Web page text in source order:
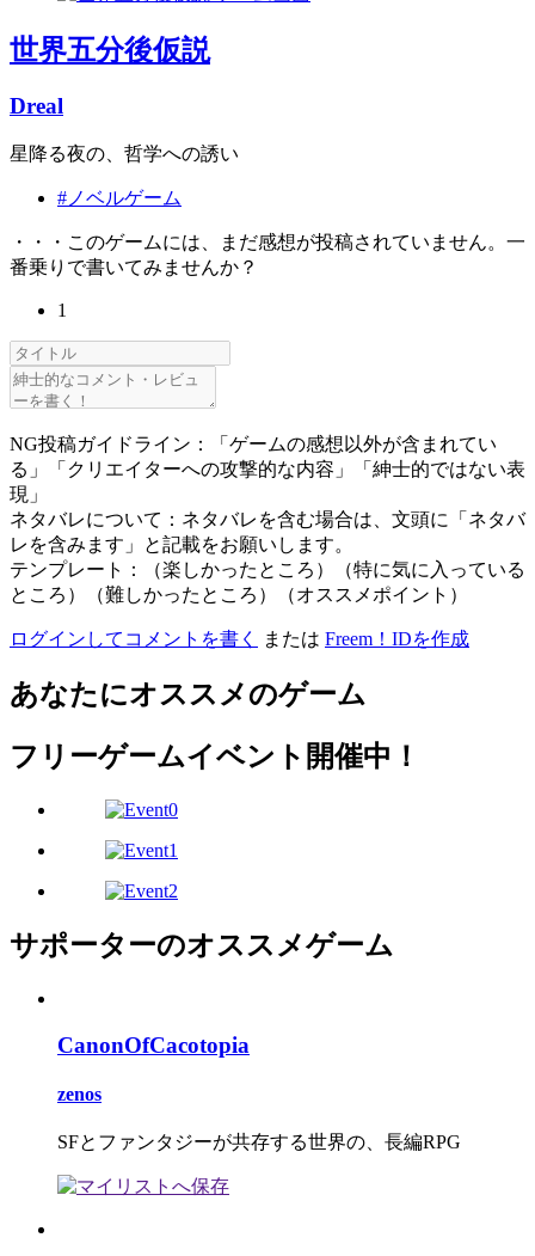
世界五分後仮説
Dreal
星降る夜の、哲学への誘い
#ノベルゲーム
・・・このゲームには、まだ感想が投稿されていません。一
番乗りで書いてみませんか？
1
NG投稿ガイドライン：「ゲームの感想以外が含まれてい
る」「クリエイターへの攻撃的な内容」「紳士的ではない表
現」
ネタバレについて：ネタバレを含む場合は、文頭に「ネタバ
レを含みます」と記載をお願いします。
テンプレート：（楽しかったところ）（特に気に入っている
ところ）（難しかったところ）（オススメポイント）
ログインしてコメントを書く または Freem！IDを作成
あなたにオススメのゲーム
フリーゲームイベント開催中！
サポーターのオススメゲーム
CanonOfCacotopia
zenos
SFとファンタジーが共存する世界の、長編RPG